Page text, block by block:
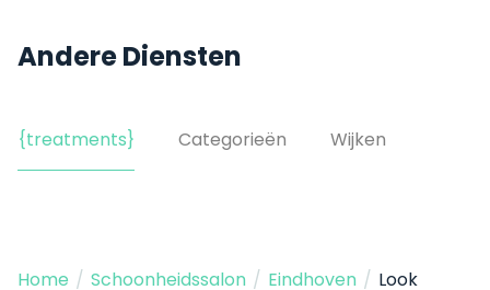
Andere Diensten
{treatments} Categorieën Wijken
Home / Schoonheidssalon / Eindhoven / Look